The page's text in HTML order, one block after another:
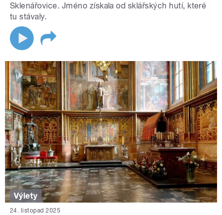
Sklenářovice. Jméno získala od sklářských hutí, které
tu stávaly.
Výlety
24. listopad 2025